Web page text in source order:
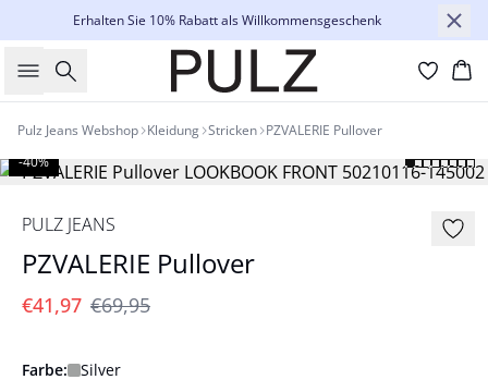
Erhalten Sie 10% Rabatt als Willkommensgeschenk
Suche
Pulz Jeans Webshop Kleidung Stricken PZVALERIE Pullover
-40%
PULZ JEANS
PZVALERIE Pullover
€41,97 €69,95
Farbe: Silver